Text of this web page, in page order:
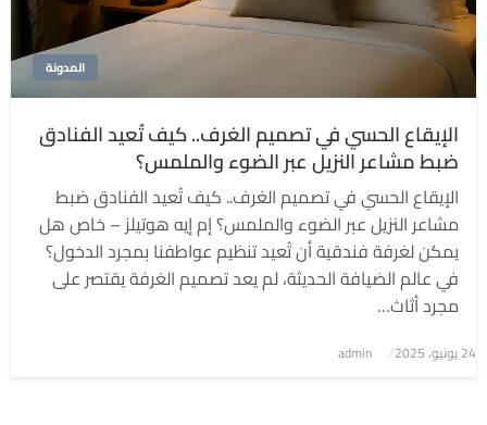
المدونة
الإيقاع الحسي في تصميم الغرف.. كيف تُعيد الفنادق
ضبط مشاعر النزيل عبر الضوء والملمس؟
الإيقاع الحسي في تصميم الغرف.. كيف تُعيد الفنادق ضبط
مشاعر النزيل عبر الضوء والملمس؟ إم إيه هوتيلز – خاص هل
يمكن لغرفة فندقية أن تُعيد تنظيم عواطفنا بمجرد الدخول؟
في عالم الضيافة الحديثة، لم يعد تصميم الغرفة يقتصر على
مجرد أثاث…
نُشر
24 يونيو، 2025 admin